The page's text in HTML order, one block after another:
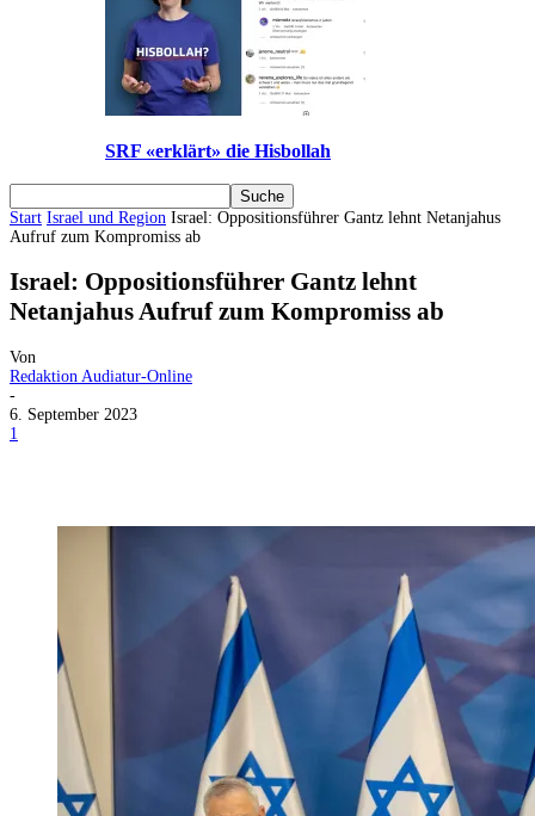
SRF «erklärt» die Hisbollah
Start Israel und Region Israel: Oppositionsführer Gantz lehnt Netanjahus
Aufruf zum Kompromiss ab
Israel: Oppositionsführer Gantz lehnt
Netanjahus Aufruf zum Kompromiss ab
Von
Redaktion Audiatur-Online
-
6. September 2023
1